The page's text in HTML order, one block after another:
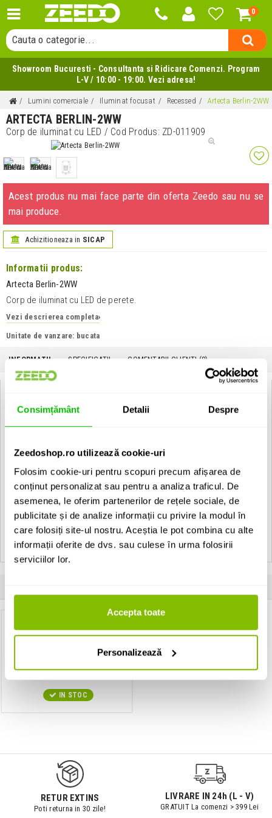
Consimțământ Detalii Despre
Zeedoshop.ro utilizează cookie-uri
Folosim cookie-uri pentru scopuri precum afișarea de
conținut personalizat sau pentru a analiza traficul. De
asemenea, le oferim partenerilor de rețele sociale, de
publicitate și de analize informații cu privire la modul în
care folosiți site-ul nostru. Aceștia le pot combina cu alte
informații oferite de dvs. sau culese în urma folosirii
serviciilor lor.
Accepta toate
Personalizează
0
Cauta un produs...
Cauta o categorie...
Cauta un producator...
Cauta un produs...
Showroom Bucuresti - Consultanta si Ridicare Comenzi. Program
L-V / 10:00 - 19:00. Vezi adresa!
Lumini comerciale Iluminat focusat Recessed Artecta Berlin-2WW
ARTECTA BERLIN-2WW
Corp de iluminat cu LED / Cod Produs: ZD-011909
Acest produs nu mai face parte din oferta Zeedo sau nu se
mai produce.
Achizitioneaza in SICAP
Informatii produs:
Artecta Berlin-2WW
Corp de iluminat cu LED de perete.
Vezi descrierea completa›
Unitate de vanzare: bucata
INFORMATII SPECIFICATII COMENTARII CLIENTI (0)
20 x Warm White LED"s SMD (1,5W)
• Super bright LED"s
• Power and LED driver (included)
• 5 mm tempered glass
• Brass cable gland
Vezi toate produsele de tipRecessed Artecta
Vezi toate produsele din categoriaRecessed
Vezi toate produsele producatorului Artecta
Dimmer
IN STOC
RETUR EXTINS
Poti returna in 30 zile!
LIVRARE IN 24h (L - V)
GRATUIT La comenzi > 399 Lei